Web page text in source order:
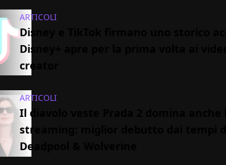
ARTICOLI
Disney e TikTok firmano uno storico
Disney+ apre per la prima volta ai video
creator
ARTICOLI
Il diavolo veste Prada 2 domina anche lo
streaming: miglior debutto dai tempi di
Deadpool & Wolverine